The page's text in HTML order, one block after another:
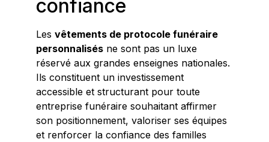
confiance
Les vêtements de protocole funéraire
personnalisés ne sont pas un luxe
réservé aux grandes enseignes nationales.
Ils constituent un investissement
accessible et structurant pour toute
entreprise funéraire souhaitant affirmer
son positionnement, valoriser ses équipes
et renforcer la confiance des familles